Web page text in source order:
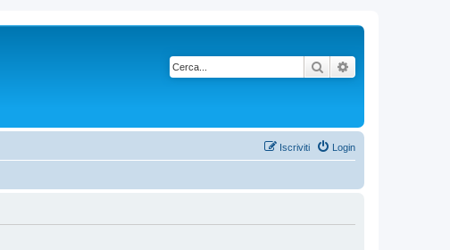
Cerca
Login
Iscriviti